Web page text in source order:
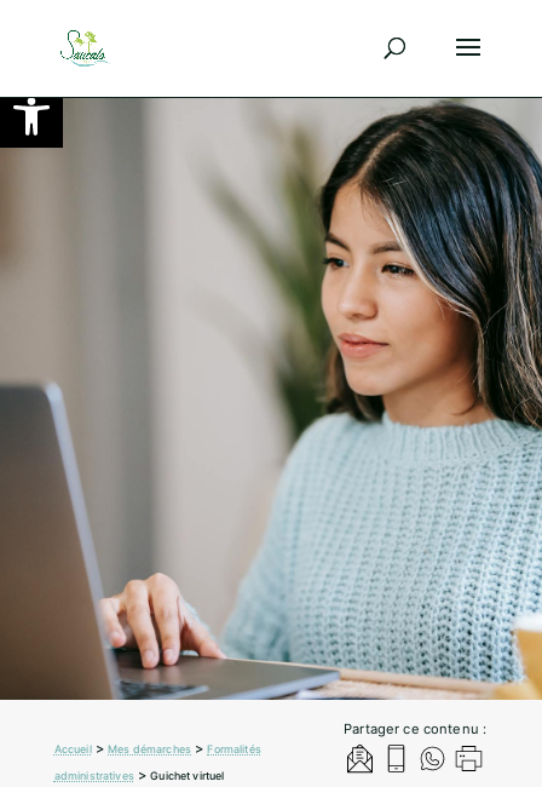
Ouvrir la barre d’outils
Partager ce contenu :
Accueil>Mes démarches >Formalités
administratives>Guichet virtuel